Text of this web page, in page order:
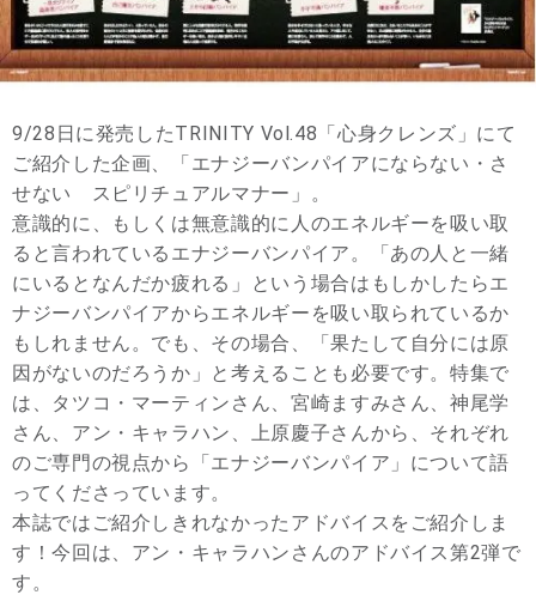
9/28日に発売したTRINITY Vol.48「心身クレンズ」にて
ご紹介した企画、「エナジーバンパイアにならない・さ
せない スピリチュアルマナー」。
意識的に、もしくは無意識的に人のエネルギーを吸い取
ると言われているエナジーバンパイア。「あの人と一緒
にいるとなんだか疲れる」という場合はもしかしたらエ
ナジーバンパイアからエネルギーを吸い取られているか
もしれません。でも、その場合、「果たして自分には原
因がないのだろうか」と考えることも必要です。特集で
は、タツコ・マーティンさん、宮崎ますみさん、神尾学
さん、アン・キャラハン、上原慶子さんから、それぞれ
のご専門の視点から「エナジーバンパイア」について語
ってくださっています。
本誌ではご紹介しきれなかったアドバイスをご紹介しま
す！今回は、アン・キャラハンさんのアドバイス第2弾で
す。